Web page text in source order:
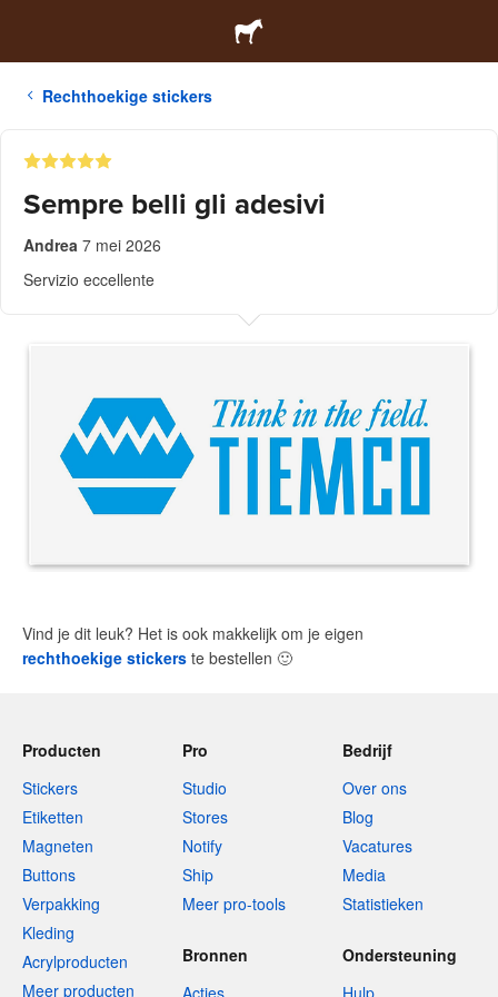
Rechthoekige stickers
Sempre belli gli adesivi
Andrea 7 mei 2026
Servizio eccellente
Vind je dit leuk? Het is ook makkelijk om je eigen
rechthoekige stickers te bestellen 🙂
Producten
Stickers
Etiketten
Magneten
Buttons
Verpakking
Kleding
Acrylproducten
Meer producten
Pro
Studio
Stores
Notify
Ship
Meer pro-tools
Bedrijf
Over ons
Blog
Vacatures
Media
Statistieken
Bronnen
Ondersteuning